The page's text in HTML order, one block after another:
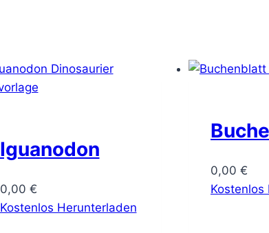
Iguanodon
0,00 €
Kostenlos Herunterladen
0,00 €
Kostenlos